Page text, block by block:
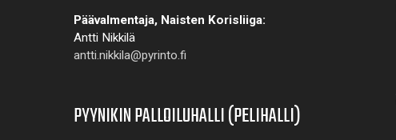
Päävalmentaja, Naisten Korisliiga:
Antti Nikkilä
antti.nikkila@pyrinto.fi
PYYNIKIN PALLOILUHALLI (PELIHALLI)